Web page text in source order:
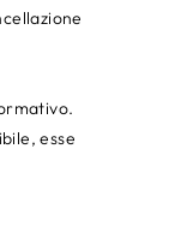
esse